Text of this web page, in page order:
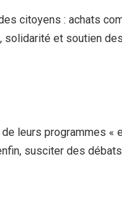
citoyens : achats
solidarité et soutien
leurs programmes «
susciter des